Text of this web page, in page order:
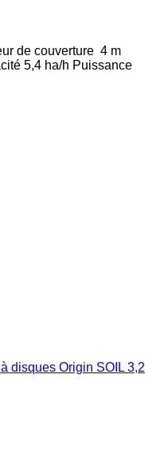
de couverture 4 m
5,4 ha/h Puissance
disques Origin SOIL 3,2